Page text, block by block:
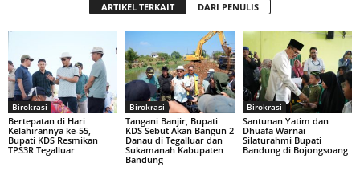
ARTIKEL TERKAIT DARI PENULIS
Birokrasi
Bertepatan di Hari
Kelahirannya ke-55,
Bupati KDS Resmikan
TPS3R Tegalluar
Birokrasi
Tangani Banjir, Bupati
KDS Sebut Akan Bangun 2
Danau di Tegalluar dan
Sukamanah Kabupaten
Bandung
Birokrasi
Santunan Yatim dan
Dhuafa Warnai
Silaturahmi Bupati
Bandung di Bojongsoang